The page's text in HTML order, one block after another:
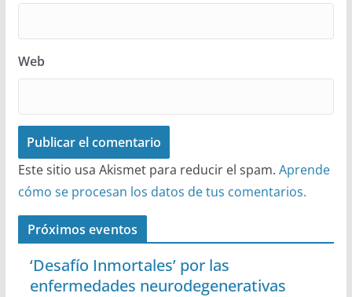
Web
Este sitio usa Akismet para reducir el spam. Aprende
cómo se procesan los datos de tus comentarios.
Próximos eventos
‘Desafío Inmortales’ por las
enfermedades neurodegenerativas